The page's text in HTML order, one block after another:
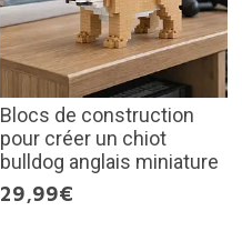
Blocs de construction
pour créer un chiot
bulldog anglais miniature
29,99€